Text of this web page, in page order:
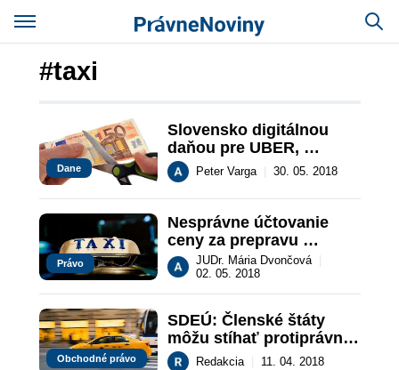
#taxi
Dane
Slovensko digitálnou
daňou pre UBER,
Booking, Taxify a iných
spáchalo ťažký hriech
Peter Varga 30. 05. 2018
Právo
Nesprávne účtovanie
ceny za prepravu
taxíkom?
JUDr. Mária Dvončová
02. 05. 2018
Obchodné právo
SDEÚ: Členské štáty
môžu stíhať protiprávne
praktiky UBERu
Redakcia 11. 04. 2018